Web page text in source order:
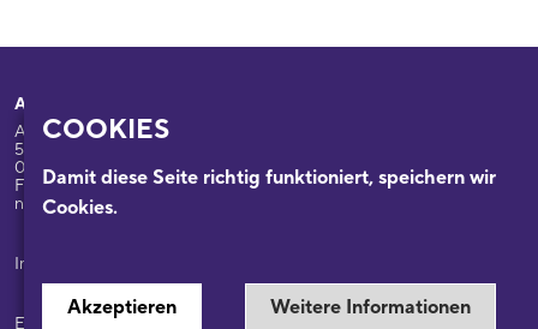
COOKIES
Damit diese Seite richtig funktioniert, speichern wir
Cookies.
Akzeptieren Weitere Informationen
Adresse
Appellhofplatz 23-25
50667 Köln
0221/221-26332
Führungen: 0221/2212-6331
nsdok@stadt-koeln.de
Impressum / Datenschutz
Ein Museum der
Programm